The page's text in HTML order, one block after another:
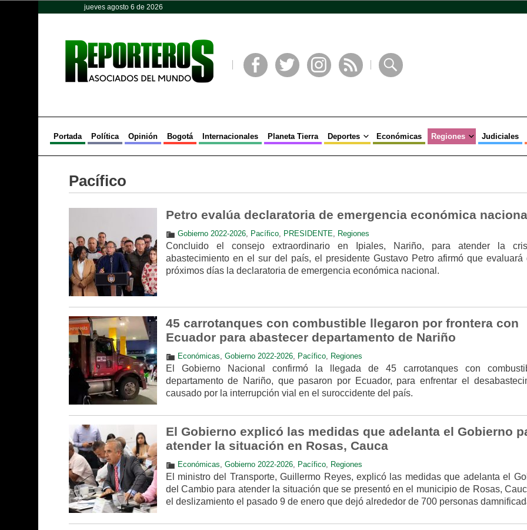
jueves agosto 6 de 2026
Portada Política Opinión Bogotá Internacionales Planeta Tierra Deportes Económicas Regiones Judiciales
Pacífico
Petro evalúa declaratoria de emergencia económica
Gobierno 2022-2026, Pacífico, PRESIDENTE, Regiones
Concluido el consejo extraordinario en Ipiales, Nariño, para atender la
abastecimiento en el sur del país, el presidente Gustavo Petro afirmó que evaluará
próximos días la declaratoria de emergencia económica nacional.
45 carrotanques con combustible llegaron por frontera con
Ecuador para abastecer departamento de Nariño
Económicas, Gobierno 2022-2026, Pacífico, Regiones
El Gobierno Nacional confirmó la llegada de 45 carrotanques con
departamento de Nariño, que pasaron por Ecuador, para enfrentar el
causado por la interrupción vial en el suroccidente del país.
El Gobierno explicó las medidas que adelanta el Gobierno
atender la situación en Rosas, Cauca
Económicas, Gobierno 2022-2026, Pacífico, Regiones
El ministro del Transporte, Guillermo Reyes, explicó las medidas que adelanta el
del Cambio para atender la situación que se presentó en el municipio de Rosas,
el deslizamiento el pasado 9 de enero que dejó alrededor de 700 personas
Opinión Política